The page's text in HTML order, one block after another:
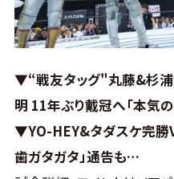
ン
グ・
ノ
ア
▼“戦友タッグ"丸藤&杉浦
明 11年ぶり戴冠へ「本気
▼YO-HEY&タダスケ完勝
歯ガタガタ」通告も…